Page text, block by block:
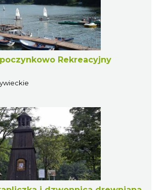
Rekreacyjny